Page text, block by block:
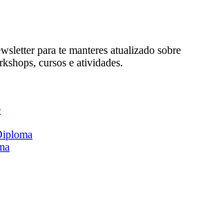
para te manteres atualizado sobre
cursos e atividades.